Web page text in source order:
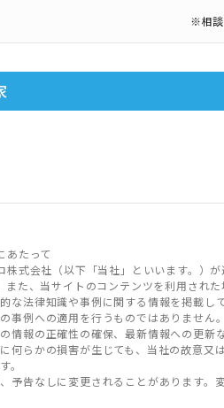
※相談
あたって
株式会社（以下「当社」といいます。）
また、当サイトのコンテンツを利用され
な法律知識や事例に関する情報を掲載
事例への適用を行うものではありません。
情報の正確性の確保、最新情報への更
何らかの損害が生じても、当社の故意
。
予告なしに変更されることがあります